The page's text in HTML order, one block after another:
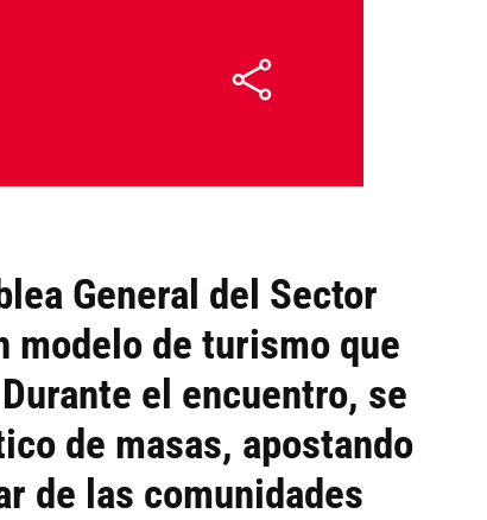
General del Sector
modelo de turismo que
el encuentro, se
de masas, apostando
de las comunidades